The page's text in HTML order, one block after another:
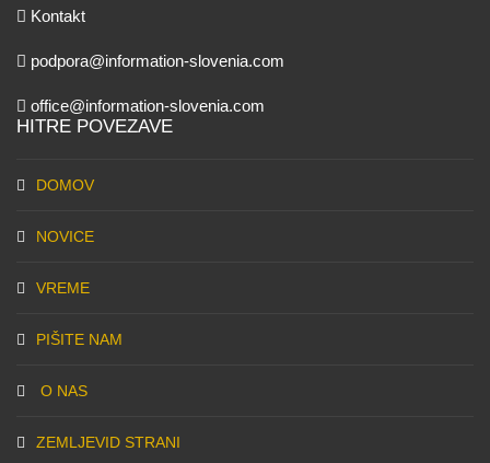
Kontakt
podpora@information-slovenia.com
office@information-slovenia.com
HITRE POVEZAVE
DOMOV
NOVICE
VREME
PIŠITE NAM
O NAS
ZEMLJEVID STRANI